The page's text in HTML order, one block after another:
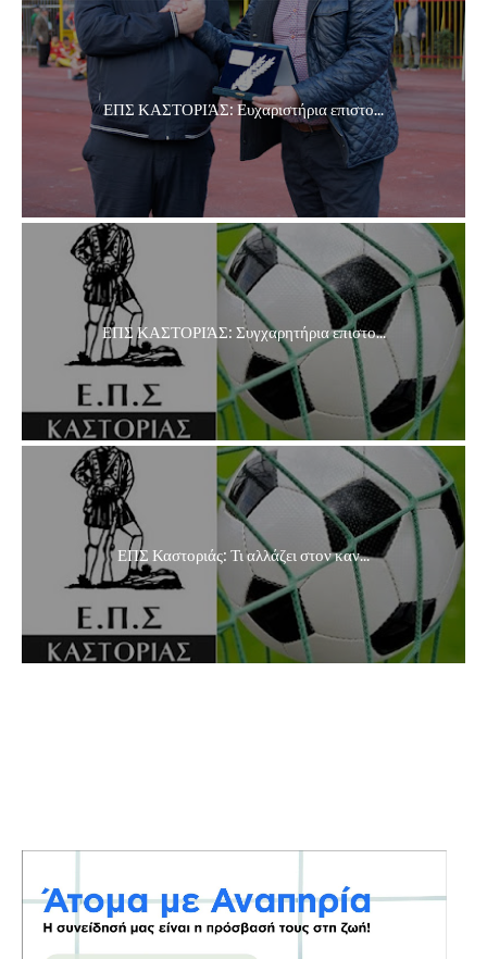
ΕΠΣ ΚΑΣΤΟΡΙΆΣ: Ευχαριστήρια επιστο...
ΕΠΣ ΚΑΣΤΟΡΙΆΣ: Συγχαρητήρια επιστο...
ΕΠΣ Καστοριάς: Τι αλλάζει στον καν...